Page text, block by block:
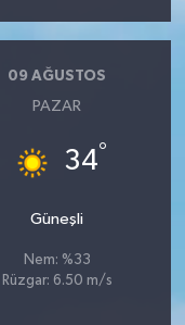
09 AĞUSTOS
PAZAR
34°
Güneşli
Nem: %33
Rüzgar: 6.50 m/s